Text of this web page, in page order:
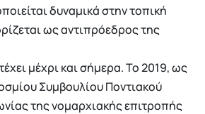
δυναμικά στην τοπική
ως αντιπρόεδρος της
μέχρι και σήμερα. Το 2019, ως
Συμβουλίου Ποντιακού
της νομαρχιακής επιτροπής